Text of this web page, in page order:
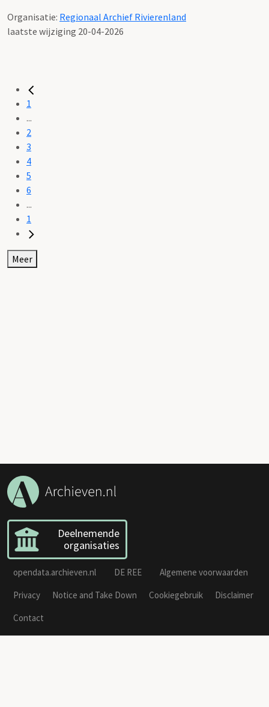
Organisatie: Regionaal Archief Rivierenland
laatste wijziging 20-04-2026
1
...
2
3
4
5
6
...
1
Meer
Deelnemende
organisaties
opendata.archieven.nl DE REE
Algemene voorwaarden
Privacy
Notice and Take Down Cookiegebruik
Disclaimer
Contact